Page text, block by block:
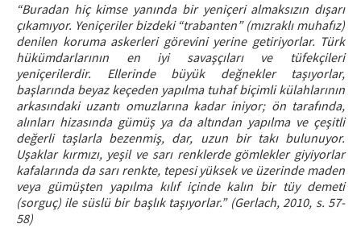
“Buradan hiç kimse yanında bir yeniçeri almaksızın dışarı
çıkamıyor. Yeniçeriler bizdeki “trabanten” (mızraklı muhafız)
denilen koruma askerleri görevini yerine getiriyorlar. Türk
hükümdarlarının en iyi savaşçıları ve tüfekçileri
yeniçerilerdir. Ellerinde büyük değnekler taşıyorlar,
başlarında beyaz keçeden yapılma tuhaf biçimli külahlarının
arkasındaki uzantı omuzlarına kadar iniyor; ön tarafında,
alınları hizasında gümüş ya da altından yapılma ve çeşitli
değerli taşlarla bezenmiş, dar, uzun bir takı bulunuyor.
Uşaklar kırmızı, yeşil ve sarı renklerde gömlekler giyiyorlar
kafalarında da sarı renkte, tepesi yüksek ve üzerinde maden
veya gümüşten yapılma kılıf içinde kalın bir tüy demeti
(sorguç) ile süslü bir başlık taşıyorlar.” (Gerlach, 2010, s. 57-
58)